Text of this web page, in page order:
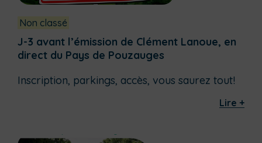
Non classé
J-3 avant l’émission de Clément Lanoue, en
direct du Pays de Pouzauges
Inscription, parkings, accès, vous saurez tout!
Lire +